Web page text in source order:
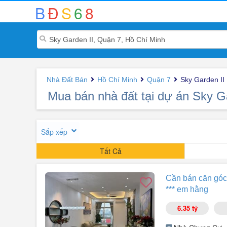
BĐS68
Nhà Đất Bán Hồ Chí Minh Quận 7 Sky Garden II
Mua bán nhà đất tại dự án Sky
Sắp xếp
Tất Cả
Cần bán căn
*** em hằng
6.35 tỷ